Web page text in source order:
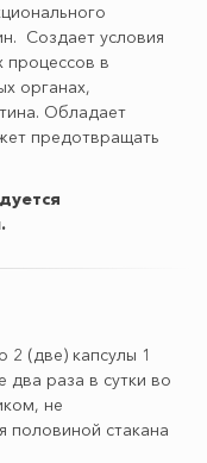
Создает условия
процессов в
органах,
Обладает
предотвращать
(две) капсулы 1
два раза в сутки во
не
половиной стакана